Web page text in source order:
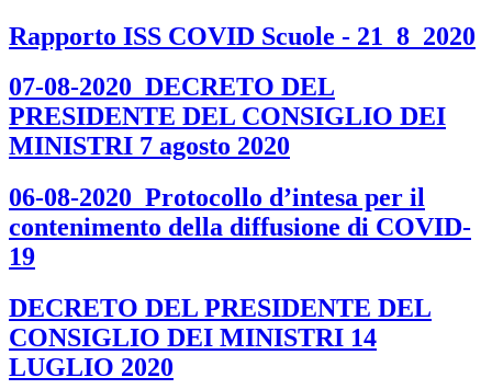
Rapporto ISS COVID Scuole - 21_8_2020
07-08-2020_DECRETO DEL
PRESIDENTE DEL CONSIGLIO DEI
MINISTRI 7 agosto 2020
06-08-2020_Protocollo d’intesa per il
contenimento della diffusione di COVID-
19
DECRETO DEL PRESIDENTE DEL
CONSIGLIO DEI MINISTRI 14
LUGLIO 2020